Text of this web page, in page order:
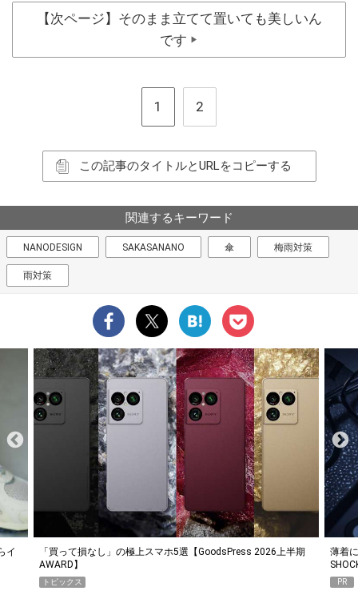
【次ページ】そのまま立てて置いても美しいん
です ▶
1 2
この記事のタイトルとURLをコピーする
関連するキーワード
NANODESIGN SAKASANANO 傘 梅雨対策
雨対策
イ
「買って損なし」の極上スマホ5選【GoodsPress 2026上半期
AWARD】
トピックス
薄着
PR